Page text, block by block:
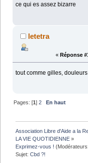
ce qui es assez bizarre
letetra
« Réponse
tout comme gilles,
Pages: [1]2
En haut
Association Libre d'Aide a la
LA VIE QUOTIDIENNE »
Exprimez-vous !
Sujet:Cbd ?!